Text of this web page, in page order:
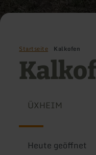
Startseite Kalkofen
ÜXHEIM
Heute geöffnet